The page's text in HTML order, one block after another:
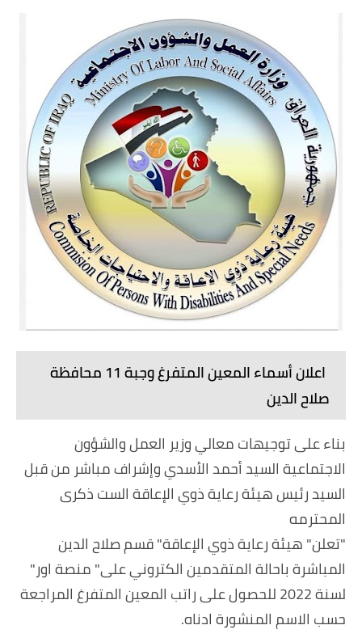
اعلان أسماء المعين المتفرغ وجبة 11 محافظة
صلاح الدين
بناء على توجيهات معالي وزير العمل والشؤون
الاجتماعية السيد أحمد الأسدي وإشراف مباشر من قبل
السيد رئيس هيئة رعاية ذوي الإعاقة الست ذكرى
المحترمه
"تعلن" هيئة رعاية ذوي الإعاقة" قسم صلاح الدين
المباشرة باحالة المتقدمين الكتروني على" منصة اور"
لسنة 2022 للحصول على راتب المعين المتفرغ المراجعة
حسب الاسم المنشورة ادناه.